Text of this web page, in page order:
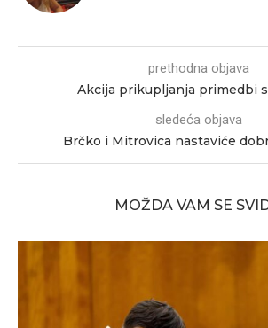
prethodna objava
Akcija prikupljanja primedbi
sledeća objava
Brčko i Mitrovica nastaviće
MOŽDA VAM SE